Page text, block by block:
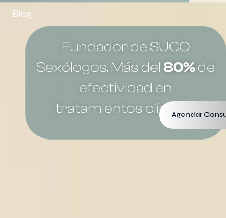
Blog
Agendar
Fundador de SUGO
Sexólogos. Más del80%de
efectividad en
tratamientos clínicos.